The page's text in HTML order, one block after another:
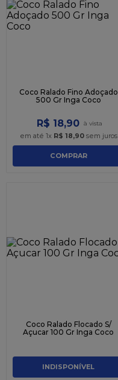
Coco Ralado Fino Adoçado
500 Gr Inga Coco
R$ 18,90
em até 1x R$ 18,90sem juros
COMPRAR
Coco Ralado Flocado S/
Açucar 100 Gr Inga Coco
INDISPONÍVEL